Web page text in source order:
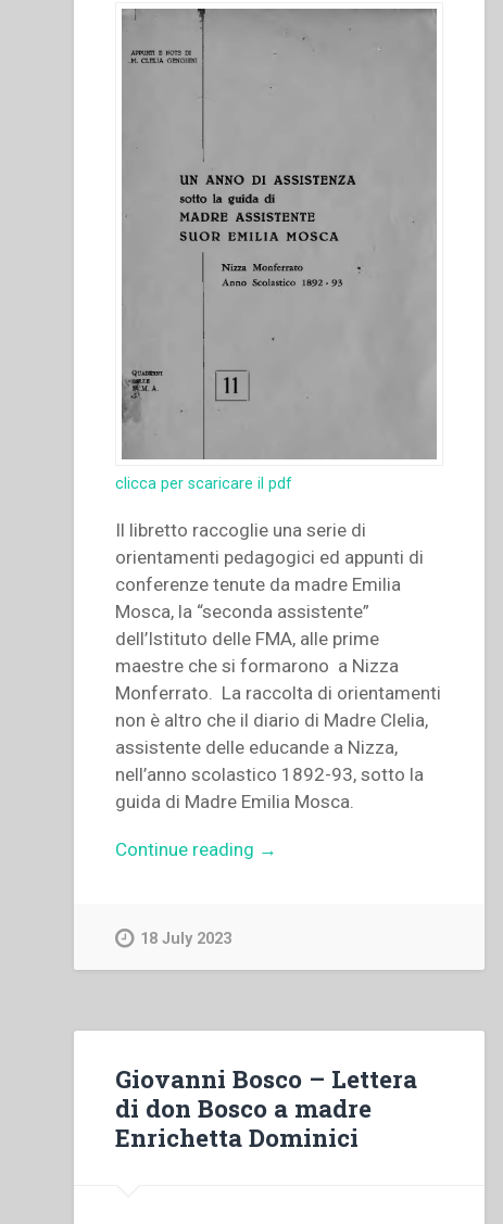
salesiana.
Nuova
serie-
clicca per scaricare il pdf
Il libretto raccoglie una serie di
orientamenti pedagogici ed appunti di
conferenze tenute da madre Emilia
Mosca, la “seconda assistente”
dell’Istituto delle FMA, alle prime
maestre che si formarono a Nizza
Monferrato. La raccolta di orientamenti
non è altro che il diario di Madre Clelia,
assistente delle educande a Nizza,
nell’anno scolastico 1892-93, sotto la
guida di Madre Emilia Mosca.
Continue reading “Clelia
sotto
guida
di
Madre
→
18 July 2023
Giovanni Bosco – Lettera
di don Bosco a madre
Enrichetta Dominici